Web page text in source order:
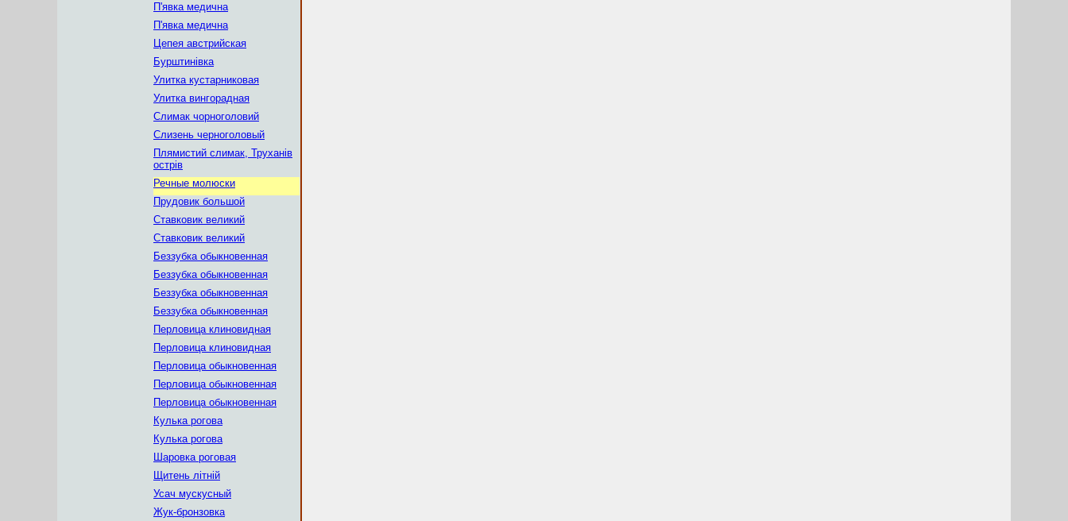
П'явка медична
П'явка медична
Цепея австрийская
Бурштинівка
Улитка кустарниковая
Улитка вингорадная
Слимак чорноголовий
Слизень черноголовый
Плямистий слимак, Труханів
острів
Речные молюски
Прудовик большой
Ставковик великий
Ставковик великий
Беззубка обыкновенная
Беззубка обыкновенная
Беззубка обыкновенная
Беззубка обыкновенная
Перловица клиновидная
Перловица клиновидная
Перловица обыкновенная
Перловица обыкновенная
Перловица обыкновенная
Кулька рогова
Кулька рогова
Шаровка роговая
Щитень літній
Усач мускусный
Жук-бронзовка